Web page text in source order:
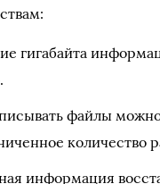
гигабайта
файлы
количество
информация